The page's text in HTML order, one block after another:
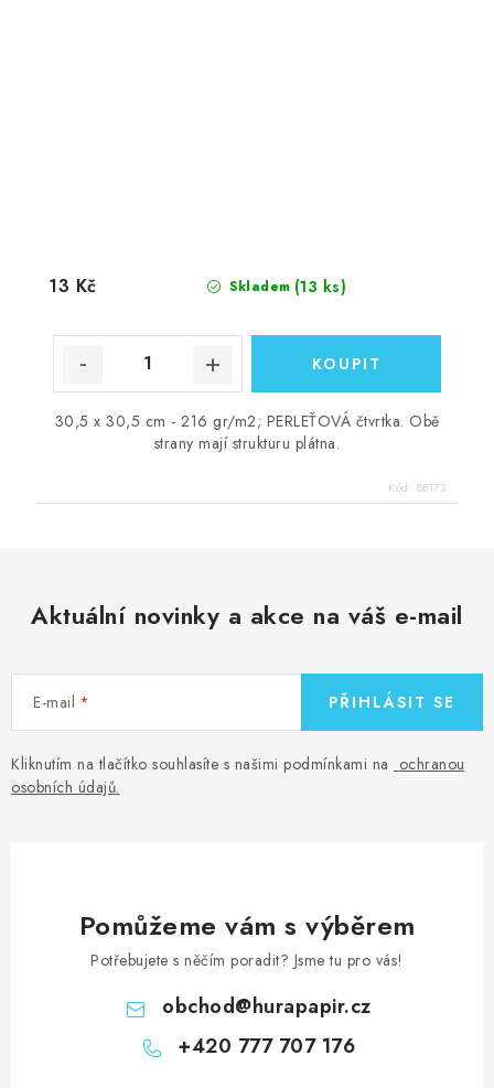
Skladem (13 ks)
13 Kč
30,5 x 30,5 cm - 216 gr/m2; PERLEŤOVÁ čtvrtka. Obě
strany mají strukturu plátna.
Kód: 88173
Aktuální novinky a akce na váš e-mail
E-mail
Kliknutím na tlačítko souhlasíte s našimi podmínkami na ochranou
osobních údajů.
PŘIHLÁSIT SE
Pomůžeme vám s výběrem
Potřebujete s něčím poradit? Jsme tu pro vás!
obchod@hurapapir.cz
+420 777 707 176